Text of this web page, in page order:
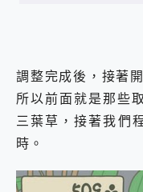
調整完成後，接著
所以前面就是那些
三葉草，接著我們
時。